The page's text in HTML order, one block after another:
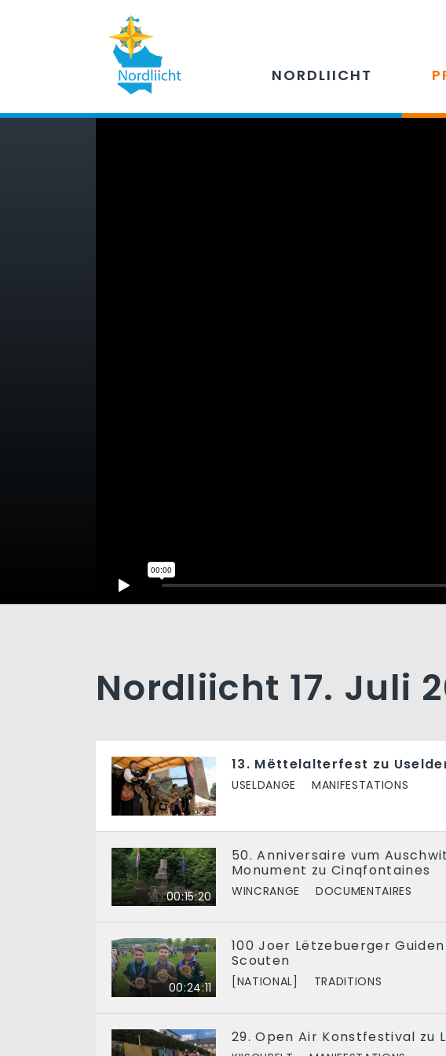
NORDLIICHT
Nordliicht 17. Juli
13. Mëttelalterfest zu
USELDANGE MANIFESTATIONS
00:15:20
50. Anniversaire vum
Monument zu Cinqfontaines
WINCRANGE DOCUMENTAIRES
00:24:11
100 Joer Lëtzebuerger
Scouten
[NATIONAL] TRADITIONS
29. Open Air Konstfestival zu